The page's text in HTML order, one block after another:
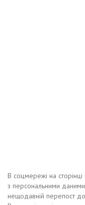
В соцмережі на сторінці
з персональними
нещодавній перепост